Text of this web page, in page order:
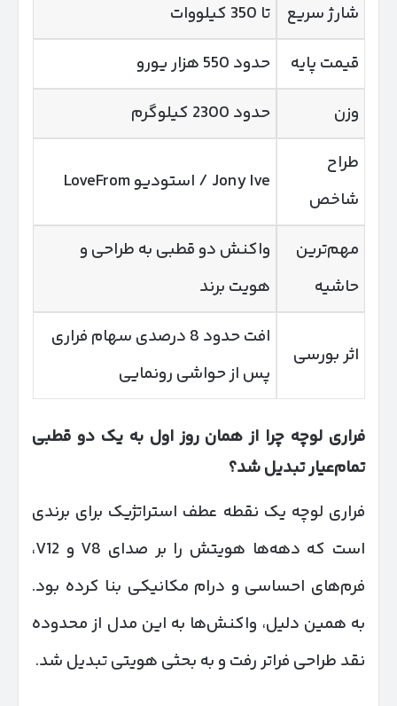
شارژ سریع
تا 350 کیلووات
قیمت پایه
حدود 550 هزار یورو
وزن
حدود 2300 کیلوگرم
طراح
شاخص
Jony Ive / استودیو LoveFrom
مهم‌ترین
حاشیه
واکنش دو قطبی به طراحی و
هویت برند
اثر بورسی
افت حدود 8 درصدی سهام فراری
پس از حواشی رونمایی
فراری لوچه چرا از همان روز اول به یک دو قطبی
تمام‌عیار تبدیل شد؟
فراری لوچه یک نقطه عطف استراتژیک برای برندی
است که دهه‌ها هویتش را بر صدای V8 و V12،
فرم‌های احساسی و درام مکانیکی بنا کرده بود.
به همین دلیل، واکنش‌ها به این مدل از محدوده
نقد طراحی فراتر رفت و به بحثی هویتی تبدیل شد.